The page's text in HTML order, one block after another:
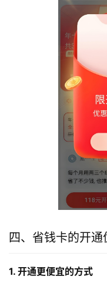
四、省钱卡的开通
1. 开通更便宜的方式